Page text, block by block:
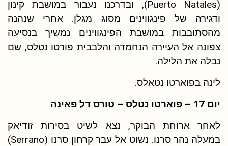
(Puerto Natales), ובדרכנו נעבור במושבת קינון
ודגירה של פינגווינים מסוג מגלן. אחרי שנהנה
מהסתובבות במושבת הפינגווינים נמשיך בנסיעה
צפונה אל העיירה הנחמדה והלבבית פורטו נטלס, שם
נבלה את הלילה.
לינה בפוארטו נטאלס.
יום 17 – פוארטו נטלס – טורס דל פאינה
לאחר ארוחת הבוקר, נצא לשיט בסירות זודיאק
במעלה נהר סרנו. נשוט אל עבר קרחון סרנו (Serrano)